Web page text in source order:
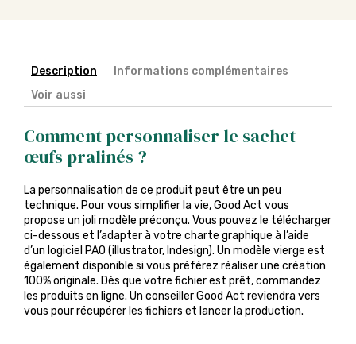
Description
Informations complémentaires
Voir aussi
Comment personnaliser le sachet
œufs pralinés ?
La personnalisation de ce produit peut être un peu
technique. Pour vous simplifier la vie, Good Act vous
propose un joli modèle préconçu. Vous pouvez le télécharger
ci-dessous et l’adapter à votre charte graphique à l’aide
d’un logiciel PAO (illustrator, Indesign). Un modèle vierge est
également disponible si vous préférez réaliser une création
100% originale. Dès que votre fichier est prêt, commandez
les produits en ligne. Un conseiller Good Act reviendra vers
vous pour récupérer les fichiers et lancer la production.